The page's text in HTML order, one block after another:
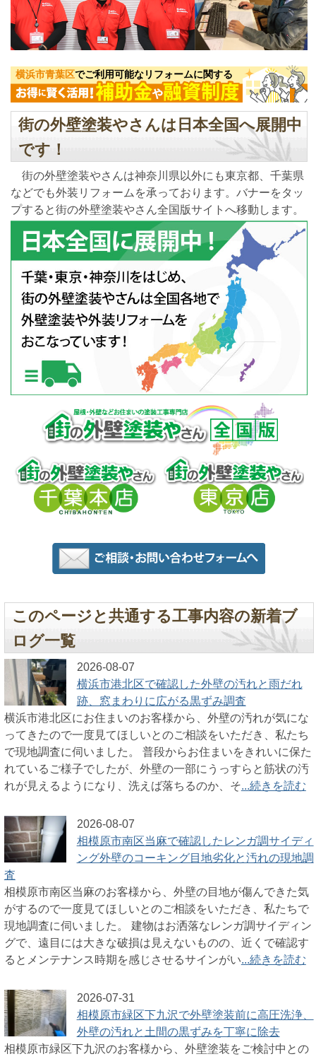
横浜市青葉区でご利用可能なリフォームに関する
街の外壁塗装やさんは日本全国へ展開中
です！
街の外壁塗装やさんは神奈川県以外にも東京都、千葉県
などでも外装リフォームを承っております。バナーをタッ
プすると街の外壁塗装やさん全国版サイトへ移動します。
このページと共通する工事内容の新着ブ
ログ一覧
2026-08-07
横浜市港北区で確認した外壁の汚れと雨だれ
跡、窓まわりに広がる黒ずみ調査
横浜市港北区にお住まいのお客様から、外壁の汚れが気にな
ってきたので一度見てほしいとのご相談をいただき、私たち
で現地調査に伺いました。 普段からお住まいをきれいに保た
れているご様子でしたが、外壁の一部にうっすらと筋状の汚
れが見えるようになり、洗えば落ちるのか、そ...続きを読む
2026-08-07
相模原市南区当麻で確認したレンガ調サイディ
ング外壁のコーキング目地劣化と汚れの現地調
査
相模原市南区当麻のお客様から、外壁の目地が傷んできた気
がするので一度見てほしいとのご相談をいただき、私たちで
現地調査に伺いました。 建物はお洒落なレンガ調サイディン
グで、遠目には大きな破損は見えないものの、近くで確認す
るとメンテナンス時期を感じさせるサインがい...続きを読む
2026-07-31
相模原市緑区下九沢で外壁塗装前に高圧洗浄、
外壁の汚れと土間の黒ずみを丁寧に除去
相模原市緑区下九沢のお客様から、外壁塗装をご検討中との